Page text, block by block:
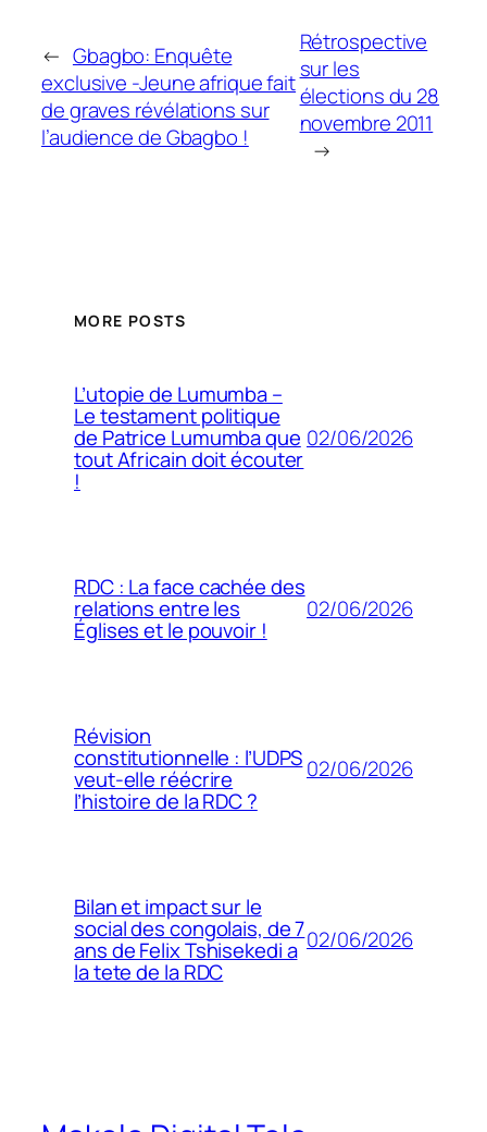
← Gbagbo: Enquête
exclusive -Jeune afrique fait
de graves révélations sur
l’audience de Gbagbo !
Rétrospective
sur les
élections du 28
novembre 2011
→
MORE POSTS
L’utopie de Lumumba –
Le testament politique
de Patrice Lumumba que
tout Africain doit écouter
!
02/06/2026
RDC : La face cachée des
relations entre les
Églises et le pouvoir !
02/06/2026
Révision
constitutionnelle : l’UDPS
veut-elle réécrire
l’histoire de la RDC ?
02/06/2026
Bilan et impact sur le
social des congolais, de 7
ans de Felix Tshisekedi a
la tete de la RDC
02/06/2026